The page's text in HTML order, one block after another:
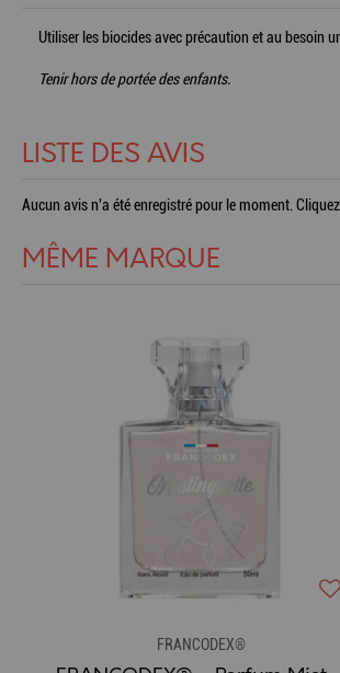
Utiliser les biocides avec précaution et au besoin
Tenir hors de portée des enfants.
LISTE DES AVIS
Aucun avis n'a été enregistré pour le moment.
MÊME MARQUE
FRANCODEX®